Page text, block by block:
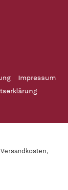
Impressum